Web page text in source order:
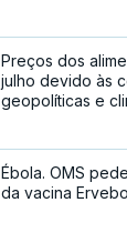
Preços dos
julho devido às
geopolíticas e
Ébola. OMS
da vacina Ervebo